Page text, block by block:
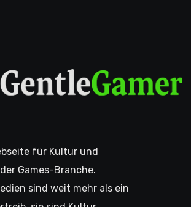
für Kultur und
Games-Branche.
sind weit mehr als ein